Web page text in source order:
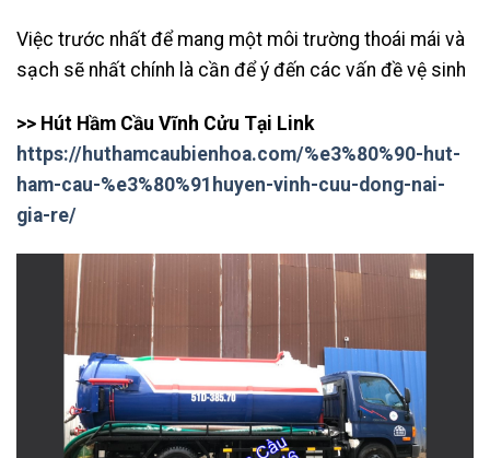
Việc trước nhất để mang một môi trường thoái mái và
sạch sẽ nhất chính là cần để ý đến các vấn đề vệ sinh
>> Hút Hầm Cầu Vĩnh Cửu Tại Link
https://huthamcaubienhoa.com/%e3%80%90-hut-
ham-cau-%e3%80%91huyen-vinh-cuu-dong-nai-
gia-re/